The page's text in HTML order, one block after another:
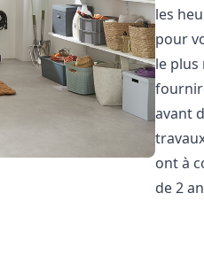
les
pour
le
avant
ont à
de 2